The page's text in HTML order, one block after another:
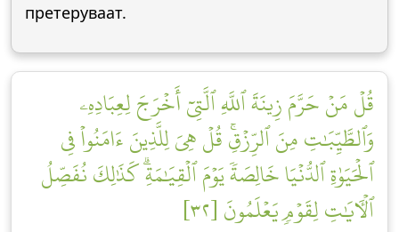
претеруваат.
قُلۡ مَنۡ حَرَّمَ زِينَةَ ٱللَّهِ ٱلَّتِيٓ أَخۡرَجَ لِعِبَادِهِۦ
وَٱلطَّيِّبَٰتِ مِنَ ٱلرِّزۡقِۚ قُلۡ هِيَ لِلَّذِينَ ءَامَنُواْ فِي
ٱلۡحَيَوٰةِ ٱلدُّنۡيَا خَالِصَةٗ يَوۡمَ ٱلۡقِيَٰمَةِۗ كَذَٰلِكَ نُفَصِّلُ
ٱلۡأٓيَٰتِ لِقَوۡمٖ يَعۡلَمُونَ [٣٢]